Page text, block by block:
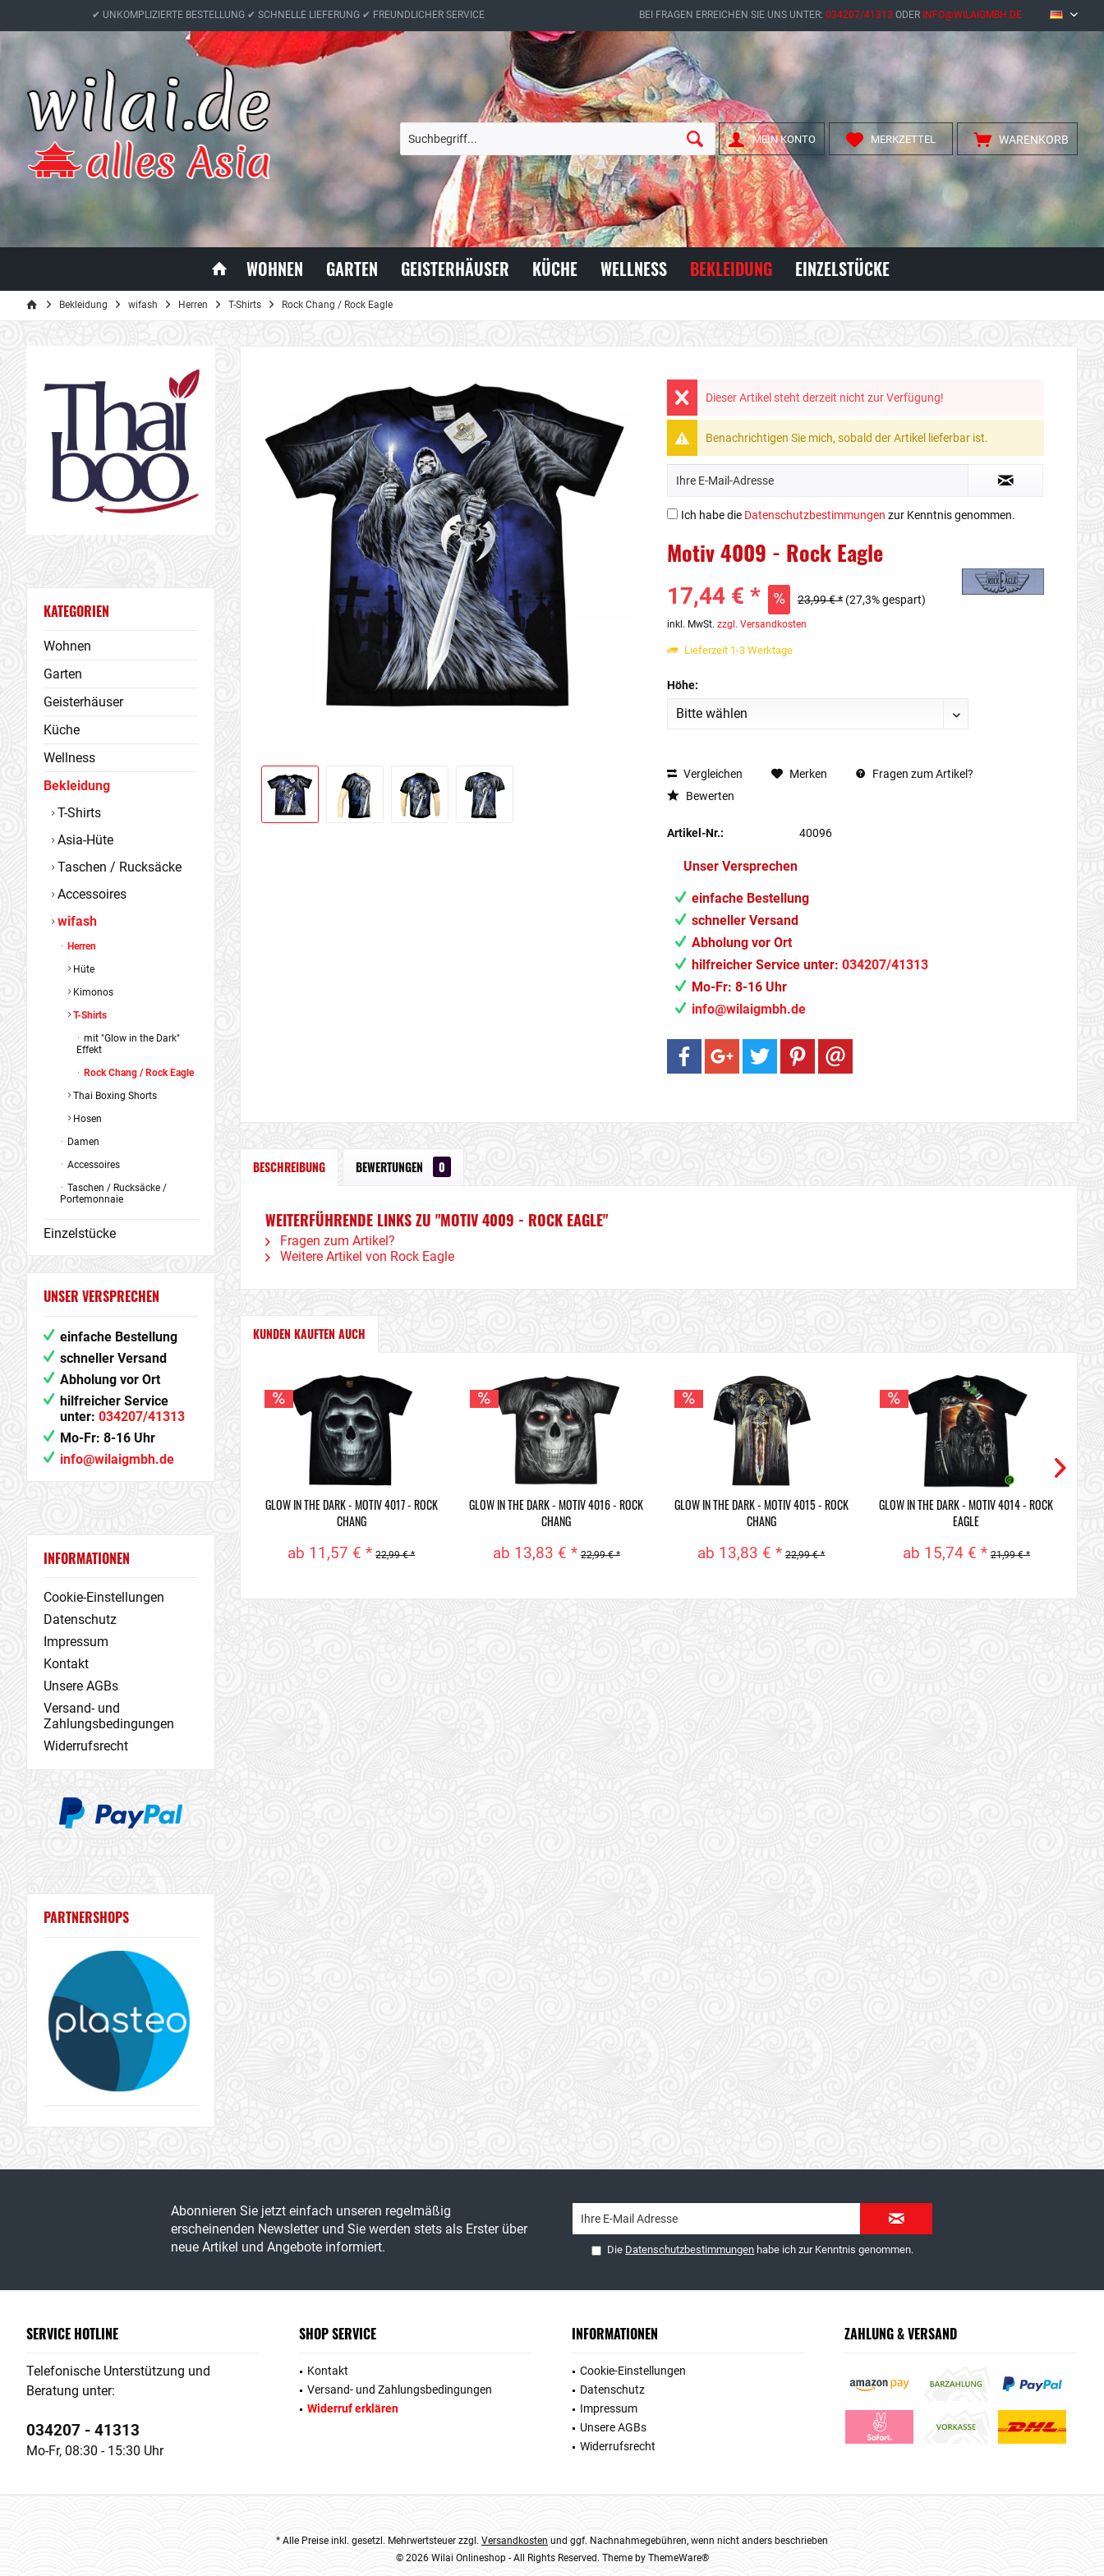
✔ UNKOMPLIZIERTE BESTELLUNG ✔ SCHNELLE LIEFERUNG ✔ FREUNDLICHER SERVICE BEI FRAGEN ERREICHEN SIE UNS UNTER: 034207/41313 ODER INFO@WILAIGMBH.DE DE
WARENKORB
MERKZETTEL
MEIN KONTO
WOHNEN GARTEN GEISTERHÄUSER KÜCHE WELLNESS BEKLEIDUNG EINZELSTÜCKE
Bekleidung wifash Herren T-Shirts Rock Chang / Rock Eagle
KATEGORIEN
Wohnen
Garten
Geisterhäuser
Küche
Wellness
Bekleidung
T-Shirts
Asia-Hüte
Taschen / Rucksäcke
Accessoires
wifash
Herren
Hüte
Kimonos
T-Shirts
mit "Glow in the Dark"
Effekt
Rock Chang / Rock Eagle
Thai Boxing Shorts
Hosen
Damen
Accessoires
Taschen / Rucksäcke /
Portemonnaie
Einzelstücke
UNSER VERSPRECHEN
einfache Bestellung
schneller Versand
Abholung vor Ort
hilfreicher Service
unter: 034207/41313
Mo-Fr: 8-16 Uhr
info@wilaigmbh.de
INFORMATIONEN
Cookie-Einstellungen
Datenschutz
Impressum
Kontakt
Unsere AGBs
Versand- und
Zahlungsbedingungen
Widerrufsrecht
PARTNERSHOPS
Dieser Artikel steht derzeit nicht zur Verfügung!
Benachrichtigen Sie mich, sobald der Artikel lieferbar ist.
Ich habe die Datenschutzbestimmungen zur Kenntnis genommen.
Motiv 4009 - Rock Eagle
17,44 € * 23,99 € * (27,3% gespart)
inkl. MwSt. zzgl. Versandkosten
Lieferzeit 1-3 Werktage
Höhe:
Vergleichen Merken
Fragen zum Artikel?
Bewerten
Artikel-Nr.: 40096
Unser Versprechen
einfache Bestellung
schneller Versand
Abholung vor Ort
hilfreicher Service unter: 034207/41313
Mo-Fr: 8-16 Uhr
info@wilaigmbh.de
BESCHREIBUNG BEWERTUNGEN 0
WEITERFÜHRENDE LINKS ZU "MOTIV 4009 - ROCK EAGLE"
Fragen zum Artikel?
Weitere Artikel von Rock Eagle
KUNDEN KAUFTEN AUCH
GLOW IN THE DARK - MOTIV 4017 - ROCK
CHANG
ab 11,57 € * 22,99 € *
GLOW IN THE DARK - MOTIV 4016 - ROCK
CHANG
ab 13,83 € * 22,99 € *
GLOW IN THE DARK - MOTIV 4015 - ROCK
CHANG
ab 13,83 € * 22,99 € *
GLOW IN THE DARK - MOTIV 4014 - ROCK
EAGLE
ab 15,74 € * 21,99 € *
Abonnieren Sie jetzt einfach unseren regelmäßig
erscheinenden Newsletter und Sie werden stets als Erster über
neue Artikel und Angebote informiert.
Die Datenschutzbestimmungen habe ich zur Kenntnis genommen.
SERVICE HOTLINE
Telefonische Unterstützung und
Beratung unter:
034207 - 41313
Mo-Fr, 08:30 - 15:30 Uhr
SHOP SERVICE
Kontakt
Versand- und Zahlungsbedingungen
Widerruf erklären
INFORMATIONEN
Cookie-Einstellungen
Datenschutz
Impressum
Unsere AGBs
Widerrufsrecht
ZAHLUNG & VERSAND
* Alle Preise inkl. gesetzl. Mehrwertsteuer zzgl. Versandkosten und ggf. Nachnahmegebühren, wenn nicht anders beschrieben
© 2026 Wilai Onlineshop - All Rights Reserved. Theme by ThemeWare®